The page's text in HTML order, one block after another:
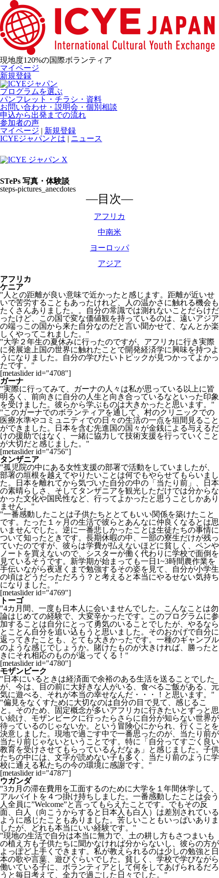
現地度120%の国際ボランティア
マイページ
新規登録
プログラムを選ぶ
パンフレット・チラシ・資料
お問い合わせ・説明会・個別相談
申込から出発までの流れ
参加者の声
マイページ | 新規登録
ICYEジャパンとは | ニュース
STePs 写真・体験談
steps-pictures_anecdotes
―目次―
アフリカ
中南米
ヨーロッパ
アジア
アフリカ
ケニア
"人との距離が良い意味で近かったと感じます。距離が近いせ
いで苦労することもあったけれど、人の温かさに触れる機会も
たくさんありました。。自分の常識では測れないことだらけだ
ったけど、この国で変な価値観を持っているのは、遠いアジア
の端っこの国から来た自分なのだと言い聞かせて、なんとか楽
しくやってこれました。"
"大学２年生の夏休みに行ったのですが、アフリカに行き実際
に発展途上国の世界に触れたことで開発経済学に興味を持つよ
うになりました。自分の学びたいトピックが見つかってよかっ
たです。"
[metaslider id="4708"]
ガーナ
"実際に行ってみて、ガーナの人々は私が思っている以上に皆
明るく、前向きに自分の人生と向き合っているなといった印象
を受けました。彼らから学ぶものは大きかったと思います。"
"このガーナでのボランティアを通して、村のクリニックでの
医療水準やコミュニティでの日々の生活の一点を垣間見ること
ができました。日本を含む先進国の国々が金銭による与えるだ
けの援助ではなく、一緒に協力して技術支援を行っていくこと
が大切だと感じました。"
[metaslider id="4756"]
タンザニア
"孤児院の中にある女性支援の部署で活動をしていましたが、
部署の垣根を越えてやりたいことは何でもやらせてもらいまし
た。日本を離れてから気づいた自分の中の「当たり前」、日本
の素晴らしさ、そしてタンザニアを観光しただけでは分からな
かった文化や国民性など、行ってよかったと思うことしかあり
ません。"
"一番感動したことは子供たちととてもいい関係を築けたこと
です。たった１ヶ月の生活で彼らとあんなに仲良くなるとは思
いませんでした。逆に一番悲しかったことは生徒たちの事情に
ついて知ったときです。長期休暇の中、一部の寮生だけが残っ
ていたのですが、彼らは学費が払えないほどに貧しく、ペンや
ノートを買えないので、シスターが働く代わりに学校で面倒を
見ているそうです。新学期が始まっても一日1~3時間農作業を
手伝いながら夜遅くまで勉強するその姿を見て、自分が小学生
の頃はどうだっただろう？と考えると本当にやるせない気持ち
になりました。"
[metaslider id="4769"]
トーゴ
"4カ月間、一度も日本人に会いませんでした。こんなことは勿
論はじめての経験で、大変辛かったです。このプログラムに参
加することは自分にとって勇気のいることでしたが、やるなら
とことん自分を追い込もうと思いました。そのおかげで自分に
返ってきたことも、とても大きかったです。一種のギャンブル
のような感じでしょうか。賭けたものが大きければ、勝ったと
きにそれ相応のものが返ってくる！"
[metaslider id="4780"]
モザンビーク
"日本にいるときは経済面で余裕のある生活を送ることでした
が、今は、目の前に大好きな人がいる、食べるご飯がある、元
気に遊べる、それが本当の幸せなんだ・・・！と思います。"
"偏見をなくすために大切なのは自分の目で見て、感じるこ
と。そのため、固定概念が多いアフリカに行きたいとずっと思
い続け、モザンビークに行ったらさらに自分が知らない世界が
待っているのじゃないか。という冒険心にかられ、行くことを
決意しました。現地で過ごす中で一番思ったのが、当たり前が
当たり前じゃないということです。特に「自分ってすごく良い
教育を受けさせてもらっているんだなぁ」と感じました。子供
たちの中には、文字が読めない子も多く、当たり前のように学
校に通える私たちの今の環境に感謝です。"
[metaslider id="4787"]
ウガンダ
"3カ月の滞在費用を工面するのために大学を１年間休学して、
アルバイトを４つ掛け持ちしました。一番感動したことは会う
人全員に”Welcome”と言ってもらえたことです。でもその反
面、白人（向こうからすると日本人も白人）は差別されている
ように感じたこともありました。苦しいこともいっぱいありま
したが、どれも本当にいい経験です。"
"現地の生活で自分は本当に無力で、土の耕し方もさつまいも
の植え方も子供たちに聞かなければ分からないし、彼らの方が
よっぽど上手くできます。私が教えられるのは少しの勉強と日
本の歌や言葉、遊びぐらいでした。貧しく、学校で学びながら
働いている子に、ボランティアとして何をしてあげられるだろ
うと毎日考えて、全力で過ごした日々でした。"